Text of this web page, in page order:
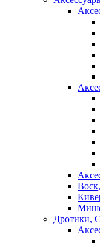
Дротики,